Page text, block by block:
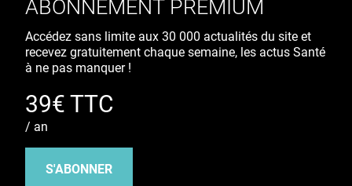
ABONNEMENT PREMIUM
Accédez sans limite aux 30 000 actualités du site et
recevez gratuitement chaque semaine, les actus Santé
à ne pas manquer !
39€ TTC
/ an
S'ABONNER